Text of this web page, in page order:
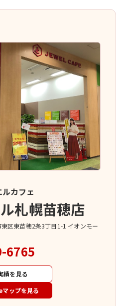
カフェ
札幌苗穂店
区東苗穂2条3丁目1-1 イオンモー
6765
績を見る
ップを見る